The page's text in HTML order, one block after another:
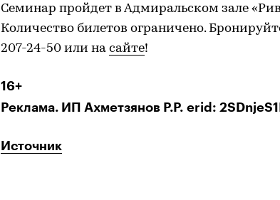
Семинар пройдет в Адмиральском зале
Количество билетов ограничено.
207-24-50 или на сайте!
16+
Реклама. ИП Ахметзянов Р.Р. erid:
Источник